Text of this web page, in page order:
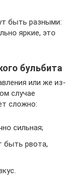
быть разными:
яркие, это
бульбита
или же из-
случае
сложно:
сильная;
быть рвота,